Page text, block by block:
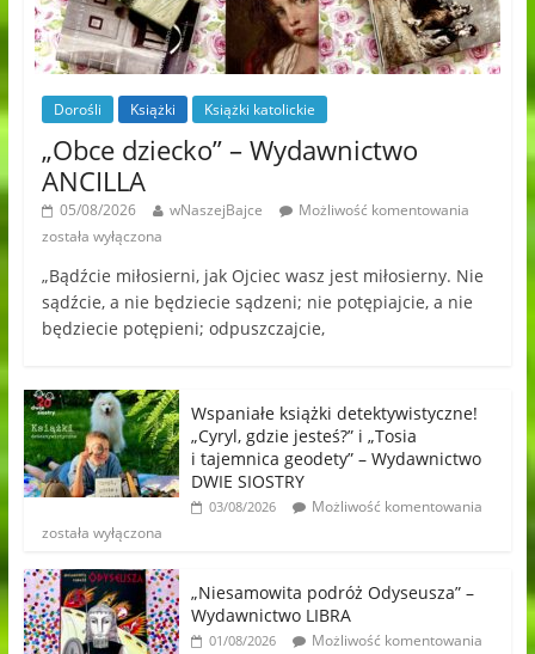
Dorośli Książki Książki katolickie
„Obce dziecko” – Wydawnictwo
ANCILLA
05/08/2026 wNaszejBajce
Możliwość komentowania
została wyłączona
„Bądźcie miłosierni, jak Ojciec wasz jest miłosierny. Nie
sądźcie, a nie będziecie sądzeni; nie potępiajcie, a nie
będziecie potępieni; odpuszczajcie,
Wspaniałe książki detektywistyczne!
„Cyryl, gdzie jesteś?” i „Tosia
i tajemnica geodety” – Wydawnictwo
DWIE SIOSTRY
03/08/2026
Możliwość komentowania
została wyłączona
„Niesamowita podróż Odyseusza” –
Wydawnictwo LIBRA
01/08/2026
Możliwość komentowania